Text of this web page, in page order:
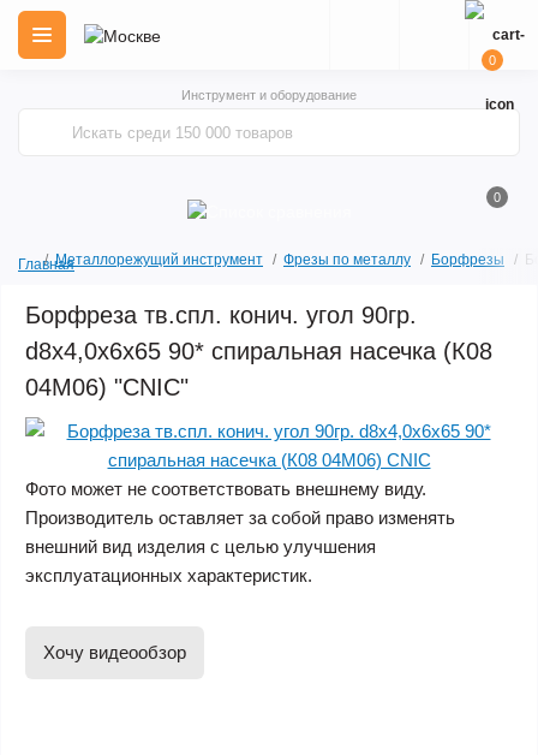
Инструмент и оборудование
0
0
ГлавнаяМеталлорежущий инструмент Фрезы по металлу Борфрезы
Борфреза тв.спл. конич. угол 90гр.
d8х4,0х6х65 90* спиральная насечка (К08
04М06) "CNIC"
Фото может не соответствовать внешнему виду.
Производитель оставляет за собой право изменять
внешний вид изделия с целью улучшения
эксплуатационных характеристик.
Хочу видеообзор